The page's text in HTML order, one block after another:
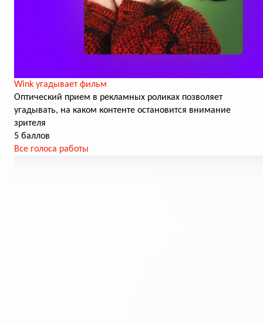
Wink угадывает фильм
Оптический прием в рекламных роликах позволяет
угадывать, на каком контенте остановится внимание
зрителя
5 баллов
Все голоса работы